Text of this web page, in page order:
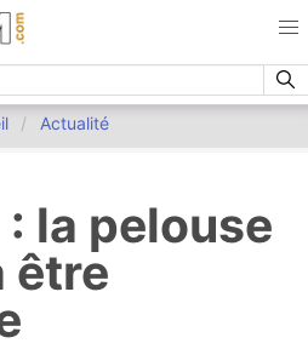
Actualité
la pelouse
être